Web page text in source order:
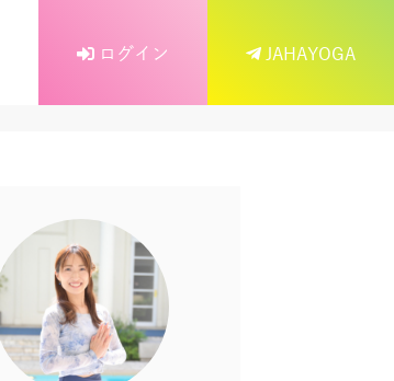
ログイン JAHAYOGA